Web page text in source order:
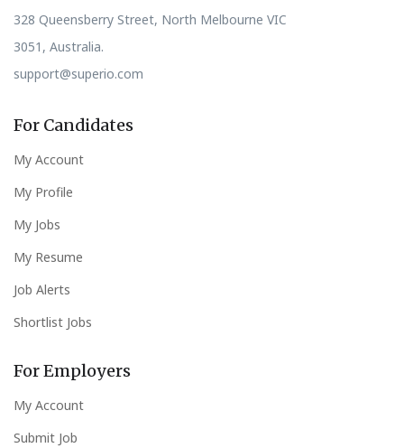
328 Queensberry Street, North Melbourne VIC
3051, Australia.
support@superio.com
For Candidates
My Account
My Profile
My Jobs
My Resume
Job Alerts
Shortlist Jobs
For Employers
My Account
Submit Job